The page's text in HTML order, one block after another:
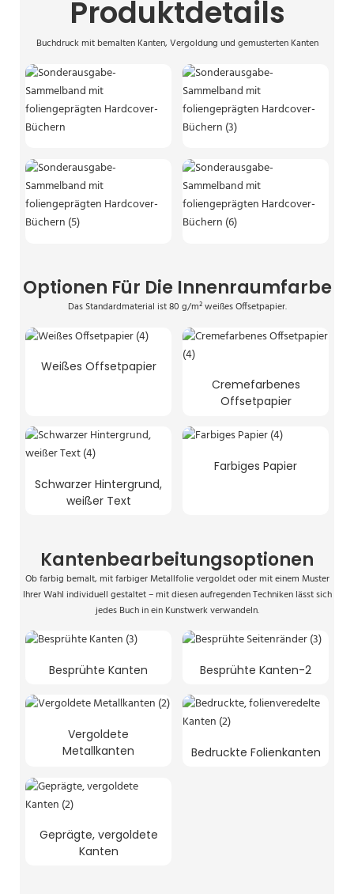
Produktdetails
Buchdruck mit bemalten Kanten, Vergoldung und gemusterten Kanten
Optionen Für Die Innenraumfarbe
Das Standardmaterial ist 80 g/m² weißes Offsetpapier.
Weißes Offsetpapier
Cremefarbenes
Offsetpapier
Schwarzer Hintergrund,
weißer Text
Farbiges Papier
Kantenbearbeitungsoptionen
Ob farbig bemalt, mit farbiger Metallfolie vergoldet oder mit einem Muster
Ihrer Wahl individuell gestaltet – mit diesen aufregenden Techniken lässt sich
jedes Buch in ein Kunstwerk verwandeln.
Besprühte Kanten Besprühte Kanten-2
Vergoldete
Metallkanten
Bedruckte Folienkanten
Geprägte, vergoldete
Kanten